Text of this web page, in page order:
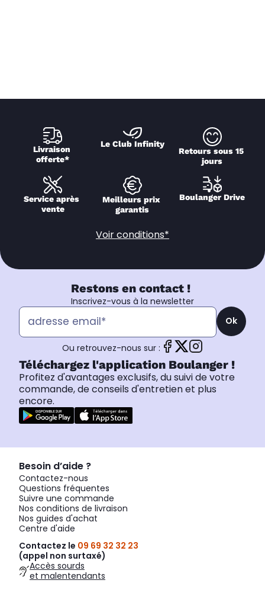
Livraison
offerte*
Le Club Infinity
Retours sous 15
jours
Service après
vente
Meilleurs prix
garantis
Boulanger Drive
Voir conditions*
Restons en contact !
Inscrivez-vous à la newsletter
Ok
Ou retrouvez-nous sur :
Téléchargez l'application Boulanger !
Profitez d'avantages exclusifs, du suivi de votre
commande, de conseils d'entretien et plus
encore.
Besoin d’aide ?
Contactez-nous
Questions fréquentes
Suivre une commande
Nos conditions de livraison
Nos guides d'achat
Centre d'aide
Contactez le 09 69 32 32 23
(appel non surtaxé)
Accès sourds
et malentendants